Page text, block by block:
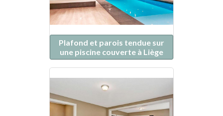
Plafond et parois tendue sur
une piscine couverte à Liège